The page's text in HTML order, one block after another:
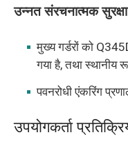
उन्नत संरचनात्मक
मुख्य गर्डरों को
गया है, तथा
पवनरोधी एंकरिंग
उपयोगकर्ता